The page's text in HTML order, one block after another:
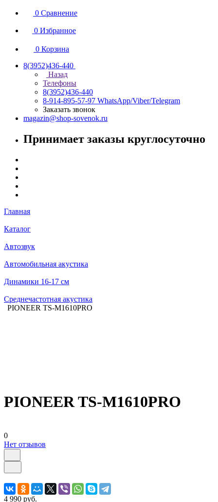
0 Сравнение
0 Избранное
0 Корзина
8(3952)436-440
Назад
Телефоны
8(3952)436-440
8-914-895-57-97 WhatsApp/Viber/Telegram
Заказать звонок
magazin@shop-sovenok.ru
Принимает заказы круглосуточно
Главная
Каталог
Автозвук
Автомобильная акустика
Динамики 16-17 см
Среднечастотная акустика
PIONEER TS-M1610PRO
PIONEER TS-M1610PRO
0
Нет отзывов
4 990 руб.